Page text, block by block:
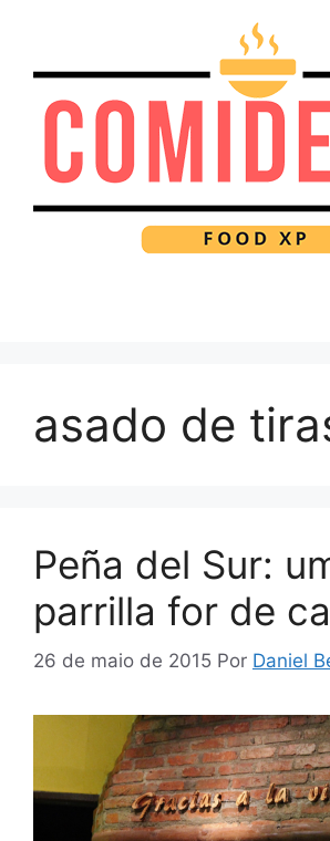
conteúdo
asado de
Peña del Sur:
parrilla for de
26 de maio de 2015 Por Daniel